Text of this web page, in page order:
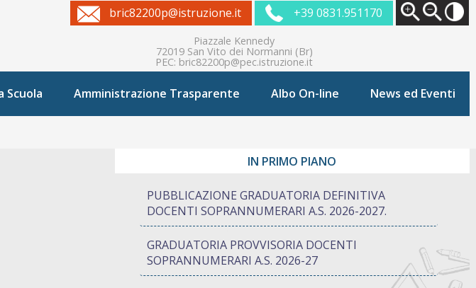
bric82200p@istruzione.it +39 0831.951170
Piazzale Kennedy
72019 San Vito dei Normanni (Br)
PEC: bric82200p@pec.istruzione.it
Scuola Amministrazione Trasparente Albo On-line News ed Eventi
IN PRIMO PIANO
PUBBLICAZIONE GRADUATORIA DEFINITIVA
DOCENTI SOPRANNUMERARI A.S. 2026-2027.
GRADUATORIA PROVVISORIA DOCENTI
SOPRANNUMERARI A.S. 2026-27